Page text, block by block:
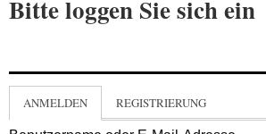
Bitte loggen Sie sich ein
ANMELDEN REGISTRIERUNG